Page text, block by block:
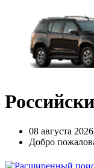
08 августа
Добро